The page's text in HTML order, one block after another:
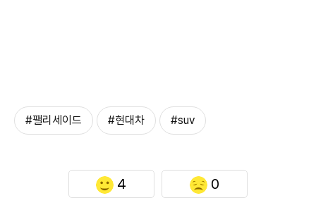
#팰리세이드 #현대차 #suv
4 0